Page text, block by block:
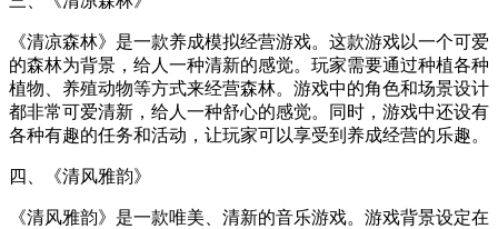
《清凉森林》是一款养成模拟经营游戏。这款游戏以一个可爱
的森林为背景，给人一种清新的感觉。玩家需要通过种植各种
植物、养殖动物等方式来经营森林。游戏中的角色和场景设计
都非常可爱清新，给人一种舒心的感觉。同时，游戏中还设有
各种有趣的任务和活动，让玩家可以享受到养成经营的乐趣。
四、《清风雅韵》
《清风雅韵》是一款唯美、清新的音乐游戏。游戏背景设定在